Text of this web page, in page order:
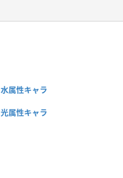
水属性キャラ
光属性キャラ